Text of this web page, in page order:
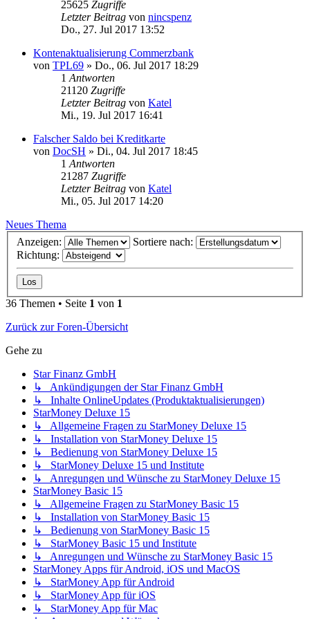
25625 Zugriffe
Letzter Beitrag von nincspenz
Do., 27. Jul 2017 13:52
Kontenaktualisierung Commerzbank
von TPL69 » Do., 06. Jul 2017 18:29
1 Antworten
21120 Zugriffe
Letzter Beitrag von Katel
Mi., 19. Jul 2017 16:41
Falscher Saldo bei Kreditkarte
von DocSH » Di., 04. Jul 2017 18:45
1 Antworten
21287 Zugriffe
Letzter Beitrag von Katel
Mi., 05. Jul 2017 14:20
Neues Thema
Anzeigen:
Sortiere nach:
Richtung:
36 Themen • Seite 1 von 1
Zurück zur Foren-Übersicht
Gehe zu
Star Finanz GmbH
↳ Ankündigungen der Star Finanz GmbH
↳ Inhalte OnlineUpdates (Produktaktualisierungen)
StarMoney Deluxe 15
↳ Allgemeine Fragen zu StarMoney Deluxe 15
↳ Installation von StarMoney Deluxe 15
↳ Bedienung von StarMoney Deluxe 15
↳ StarMoney Deluxe 15 und Institute
↳ Anregungen und Wünsche zu StarMoney Deluxe 15
StarMoney Basic 15
↳ Allgemeine Fragen zu StarMoney Basic 15
↳ Installation von StarMoney Basic 15
↳ Bedienung von StarMoney Basic 15
↳ StarMoney Basic 15 und Institute
↳ Anregungen und Wünsche zu StarMoney Basic 15
StarMoney Apps für Android, iOS und MacOS
↳ StarMoney App für Android
↳ StarMoney App für iOS
↳ StarMoney App für Mac